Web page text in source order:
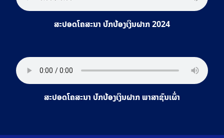
ສະປອດໂຄສະນາ ປົກປ້ອງເງິນຝາກ 2024
ສະປອດໂຄສະນາ ປົກປ້ອງເງິນຝາກ ພາສາຊົນເຜົ່າ